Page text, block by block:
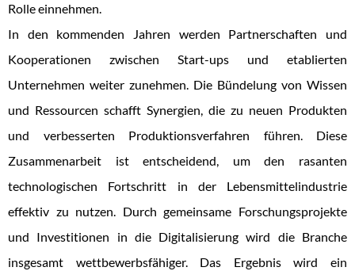
Rolle einnehmen.
In den kommenden Jahren werden Partnerschaften und
Kooperationen zwischen Start-ups und etablierten
Unternehmen weiter zunehmen. Die Bündelung von Wissen
und Ressourcen schafft Synergien, die zu neuen Produkten
und verbesserten Produktionsverfahren führen. Diese
Zusammenarbeit ist entscheidend, um den rasanten
technologischen Fortschritt in der Lebensmittelindustrie
effektiv zu nutzen. Durch gemeinsame Forschungsprojekte
und Investitionen in die Digitalisierung wird die Branche
insgesamt wettbewerbsfähiger. Das Ergebnis wird ein